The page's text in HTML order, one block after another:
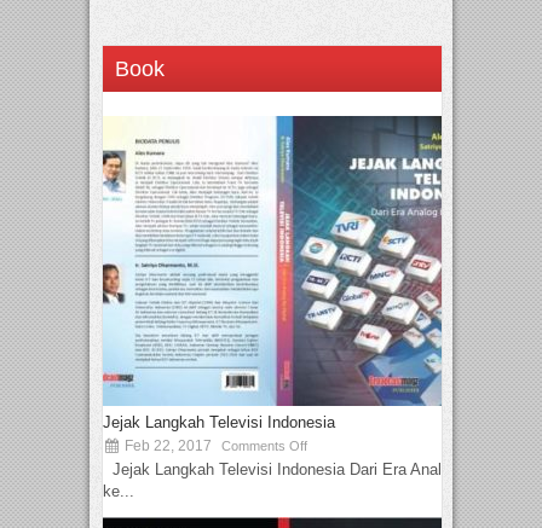
Book
Jejak Langkah Televisi Indonesia
Feb 22, 2017 Comments Off
Jejak Langkah Televisi Indonesia Dari Era Analog
ke...